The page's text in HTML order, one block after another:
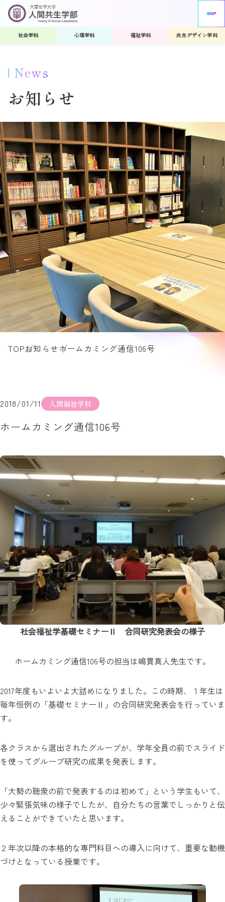
社会学科 心理学科 福祉学科 共生デザイン学科
News
お知らせ
TOPお知らせホームカミング通信106号
2018/01/11 人間福祉学科
ホームカミング通信106号
社会福祉学基礎セミナーⅡ 合同研究発表会の様子
ホームカミング通信106号の担当は嶋貫真人先生です。
2017年度もいよいよ大詰めになりました。この時期、１年生は
毎年恒例の「基礎セミナーⅡ」の合同研究発表会を行っていま
す。
各クラスから選出されたグループが、学年全員の前でスライド
を使ってグループ研究の成果を発表します。
「大勢の聴衆の前で発表するのは初めて」という学生もいて、
少々緊張気味の様子でしたが、自分たちの言葉でしっかりと伝
えることができていたと思います。
２年次以降の本格的な専門科目への導入に向けて、重要な動機
づけとなっている授業です。